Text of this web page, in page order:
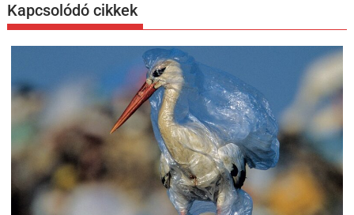
Kapcsolódó cikkek